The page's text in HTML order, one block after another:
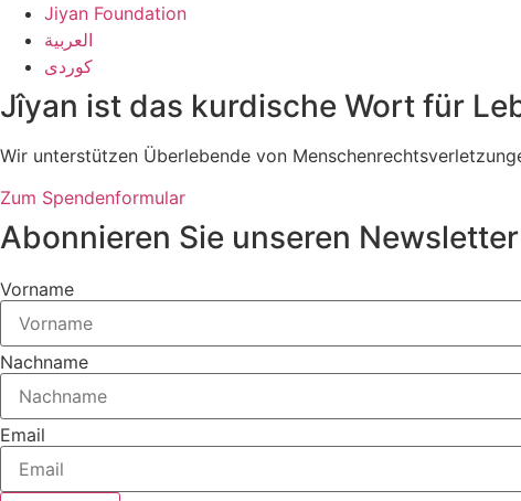
Jiyan Foundation
العربية
کوردی
Jîyan ist das kurdische Wort für
Wir unterstützen Überlebende von
Zum Spendenformular
Abonnieren Sie unseren Newsletter
Vorname
Nachname
Email